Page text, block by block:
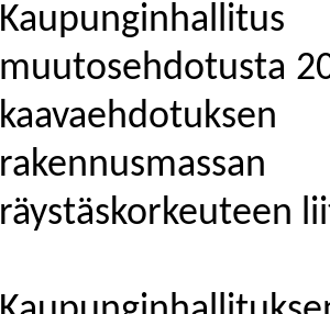
muutosehdotusta
räystäskorkeuteen